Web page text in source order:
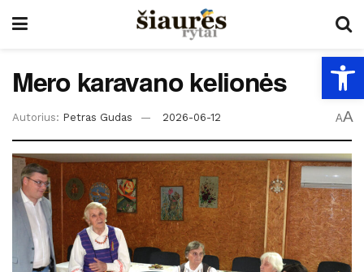
Mero karavano kelionės
Autorius: Petras Gudas 2026-06-12 AA